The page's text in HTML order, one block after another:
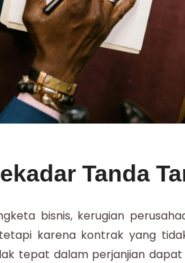
Tanda
bisnis, kerugian
karena kontrak yang
tepat dalam perjanjian